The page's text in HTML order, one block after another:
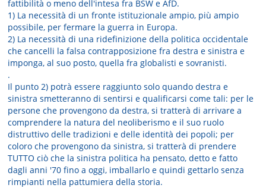
fattibilità o meno dell'intesa fra BSW e AfD.
1) La necessità di un fronte istituzionale ampio, più ampio
possibile, per fermare la guerra in Europa.
2) La necessità di una ridefinizione della politica occidentale
che cancelli la falsa contrapposizione fra destra e sinistra e
imponga, al suo posto, quella fra globalisti e sovranisti.
.
Il punto 2) potrà essere raggiunto solo quando destra e
sinistra smetteranno di sentirsi e qualificarsi come tali: per le
persone che provengono da destra, si tratterà di arrivare a
comprendere la natura del neoliberismo e il suo ruolo
distruttivo delle tradizioni e delle identità dei popoli; per
coloro che provengono da sinistra, si tratterà di prendere
TUTTO ciò che la sinistra politica ha pensato, detto e fatto
dagli anni '70 fino a oggi, imballarlo e quindi gettarlo senza
rimpianti nella pattumiera della storia.